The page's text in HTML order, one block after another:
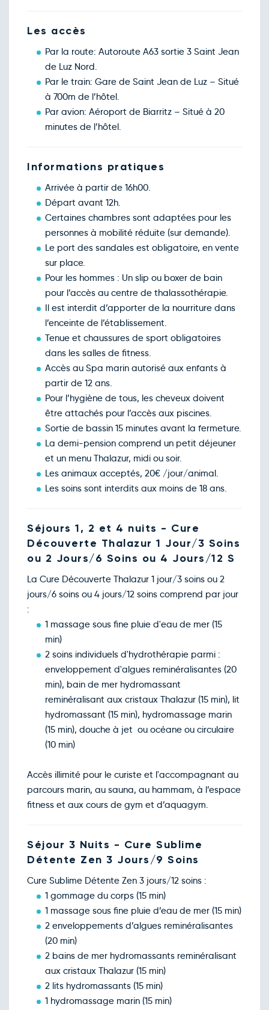
Les accès
Par la route: Autoroute A63 sortie 3 Saint Jean
de Luz Nord.
Par le train: Gare de Saint Jean de Luz – Situé
à 700m de l’hôtel.
Par avion: Aéroport de Biarritz – Situé à 20
minutes de l’hôtel.
Informations pratiques
Arrivée à partir de 16h00.
Départ avant 12h.
Certaines chambres sont adaptées pour les
personnes à mobilité réduite (sur demande).
Le port des sandales est obligatoire, en vente
sur place.
Pour les hommes : Un slip ou boxer de bain
pour l’accès au centre de thalassothérapie.
Il est interdit d’apporter de la nourriture dans
l’enceinte de l’établissement.
Tenue et chaussures de sport obligatoires
dans les salles de fitness.
Accès au Spa marin autorisé aux enfants à
partir de 12 ans.
Pour l’hygiène de tous, les cheveux doivent
être attachés pour l’accès aux piscines.
Sortie de bassin 15 minutes avant la fermeture.
La demi-pension comprend un petit déjeuner
et un menu Thalazur, midi ou soir.
Les animaux acceptés, 20€ /jour/animal.
Les soins sont interdits aux moins de 18 ans.
Séjours 1, 2 et 4 nuits - Cure
Découverte Thalazur 1 Jour/3 Soins
ou 2 Jours/6 Soins ou 4 Jours/12 S
La Cure Découverte Thalazur 1 jour/3 soins ou 2
jours/6 soins ou 4 jours/12 soins comprend par jour
:
1 massage sous fine pluie d'eau de mer (15
min)
2 soins individuels d'hydrothérapie parmi :
enveloppement d'algues reminéralisantes (20
min), bain de mer hydromassant
reminéralisant aux cristaux Thalazur (15 min), lit
hydromassant (15 min), hydromassage marin
(15 min), douche à jet ou océane ou circulaire
(10 min)
Accès illimité pour le curiste et l'accompagnant au
parcours marin, au sauna, au hammam, à l’espace
fitness et aux cours de gym et d’aquagym.
Séjour 3 Nuits - Cure Sublime
Détente Zen 3 Jours/9 Soins
Cure Sublime Détente Zen 3 jours/12 soins :
1 gommage du corps (15 min)
1 massage sous fine pluie d’eau de mer (15 min)
2 enveloppements d’algues reminéralisantes
(20 min)
2 bains de mer hydromassants reminéralisant
aux cristaux Thalazur (15 min)
2 lits hydromassants (15 min)
1 hydromassage marin (15 min)